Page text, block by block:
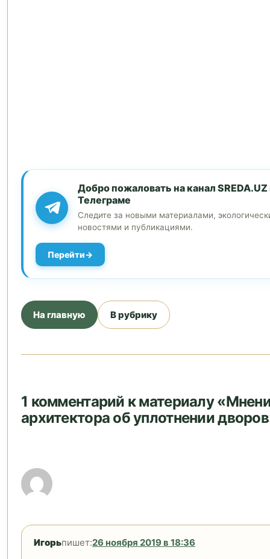
Добро пожаловать на канал SREDA.UZ
Телеграме
Следите за новыми материалами,
новостями и публикациями.
Перейти
На главную В рубрику
1 комментарий к материалу
архитектора об уплотнении
Игорьпишет:26 ноября 2019 в 18:36